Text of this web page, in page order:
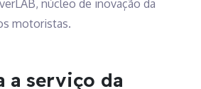
núcleo de inovação da
motoristas.
a serviço da